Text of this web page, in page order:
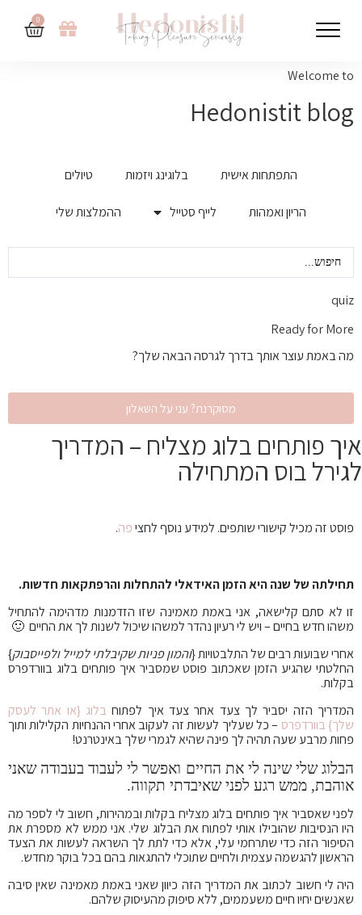
0
Welcome to
Hedonistit blog
התפתחות אישית בלוגינג ויזמות טיולים
הריון ואמהות לייף סטייל ההמלצות שלי
מה באמת עוצר אותך בדרך לגרסה הבאה שלך?
מסוקרנת? עני על השאלון
quiz
Ready for More
איך פותחים בלוג מצליח – המדריך
לגירל בוס המתחילה
פוסט זה מכיל קישורי שותפים. למידע נוסף לחציפה.
תחילתה של שנה היא הזמן האידאלי להתחלות והרפתקאות חדשות.
זו לא סתם קלישאה, אני באמת מאמינה שזו הזדמנות מדהימה להתחיל
משהו חדש בחיים – ויש לי רעיון נהדר למשהו שיכול לשנות לך את החיים 🙂
אחרי שבועות רבים של התלבטויות {והמון פניות שקיבלתי למייל ולפייסבוק}
החלטתי שהגיע הזמן שאכתוב פוסט שמסביר איך פותחים בלוג בוורדפרס
בקלות.
המדריך הזה יסביר לך צעד אחר צעד איך לפתוח בלוג {או אתר לעסק
שלך} בוורדפרס – כל שעליך לעשות זה לעקוב אחרי ההנחיות הקלילות ותוך
פחות מרבע שעה תהיה לך פינה שהיא לגמרי שלך באינטרנט!
הבלוג שלי שינה לי את החיים ואפשר לי לעבוד בעבודה שאני
אוהבת, ממש רגע לפני שאיבדתי תקווה.
לפני שאסביר איך פותחים בלוג מצליח בקלות ובמהירות, חשוב לי לספר מה
היו הנסיבות שהובילו אותי לפתוח את הבלוג שלי. אני ממש לא מספרת את
הסיפור הזה כדי שתרחמי עלי, אלא כדי לתת לך השראה לעשות את הצעד
הראשון להגשמה עצמית ולחיים שתוכלי להתגאות בהם בכל בוקר מחדש.
היה לי חשוב לכתוב את המדריך הזה כיוון שאני באמת מאמינה שאין סיבה
שאנשים יחיו חיים משעממים, ללא סיפוק מהעיסוק שלהם.